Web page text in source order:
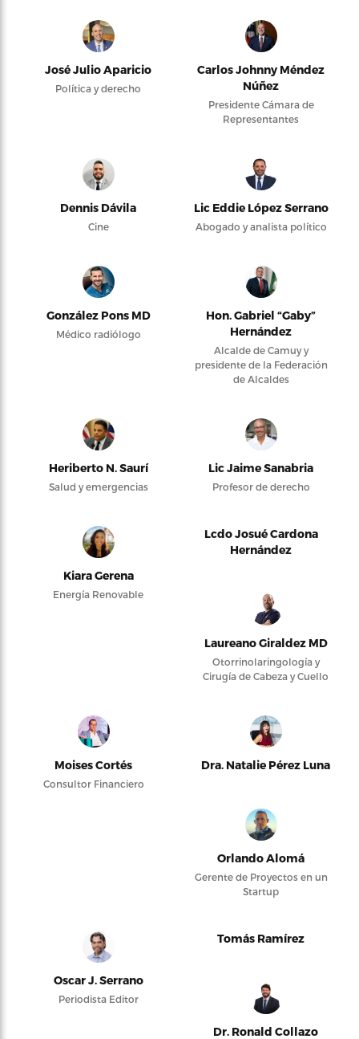
José Julio Aparicio
Política y derecho
Carlos Johnny Méndez
Núñez
Presidente Cámara de
Representantes
Dennis Dávila
Cine
Lic Eddie López Serrano
Abogado y analista político
González Pons MD
Médico radiólogo
Hon. Gabriel “Gaby”
Hernández
Alcalde de Camuy y
presidente de la Federación
de Alcaldes
Heriberto N. Saurí
Salud y emergencias
Lic Jaime Sanabria
Profesor de derecho
Kiara Gerena
Energía Renovable
Lcdo Josué Cardona
Hernández
Laureano Giraldez MD
Otorrinolaringología y
Cirugía de Cabeza y Cuello
Moises Cortés
Consultor Financiero
Dra. Natalie Pérez Luna
Orlando Alomá
Gerente de Proyectos en un
Startup
Oscar J. Serrano
Periodista Editor
Tomás Ramírez
Dr. Ronald Collazo